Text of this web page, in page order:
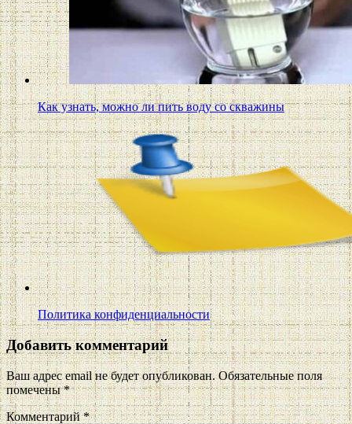
Как узнать, можно ли пить воду со скважины
Политика конфиденциальности
Добавить комментарий
Ваш адрес email не будет опубликован. Обязательные поля
помечены*
Комментарий*